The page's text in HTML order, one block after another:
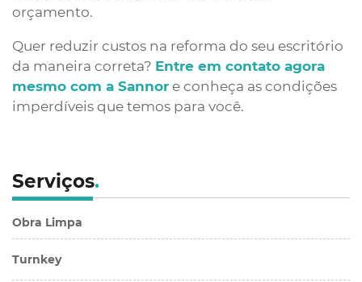
orçamento.
Quer reduzir custos na reforma do seu escritório
da maneira correta? Entre em contato agora
mesmo com a Sannor e conheça as condições
imperdíveis que temos para você.
Serviços.
Obra Limpa
Turnkey